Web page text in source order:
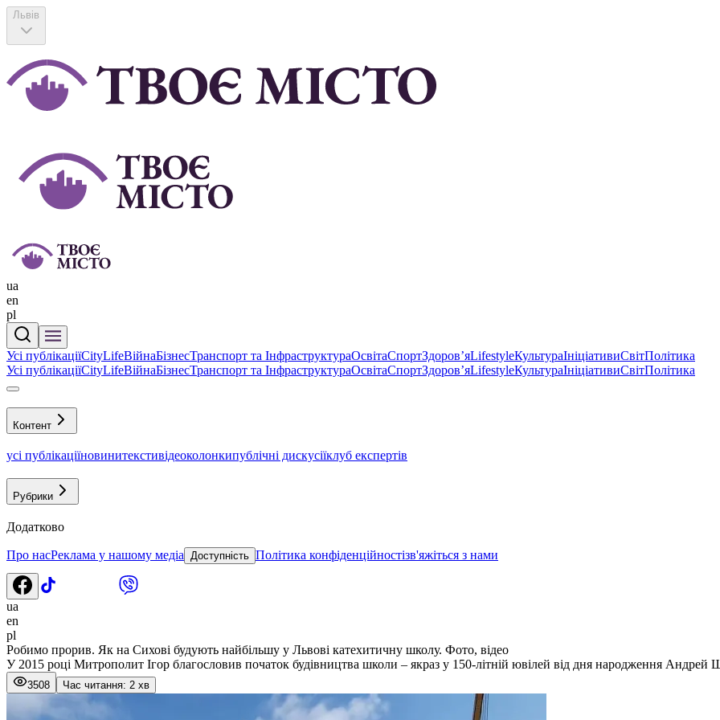
Львів
ua
en
pl
Усі публікаціїCityLifeВійнаБізнесТранспорт та ІнфраструктураОсвітаСпортЗдоровʼяLifestyleКультураІніціативиСвітПолітика
Усі публікаціїCityLifeВійнаБізнесТранспорт та ІнфраструктураОсвітаСпортЗдоровʼяLifestyleКультураІніціативиСвітПолітика
Контент
усі публікаціїновинитекстивідеоколонкипублічні дискусіїклуб експертів
Рубрики
Додатково
Про насРеклама у нашому медіа Доступність Політика конфіденційностізв'яжіться з нами
ua
en
pl
Робимо прорив. Як на Сихові будують найбільшу у Львові катехитичну школу. Фото, відео
У 2015 році Митрополит Ігор благословив початок будівництва школи – якраз у 150-літній ювілей від дня народження Андрей
3508 Час читання: 2 хв